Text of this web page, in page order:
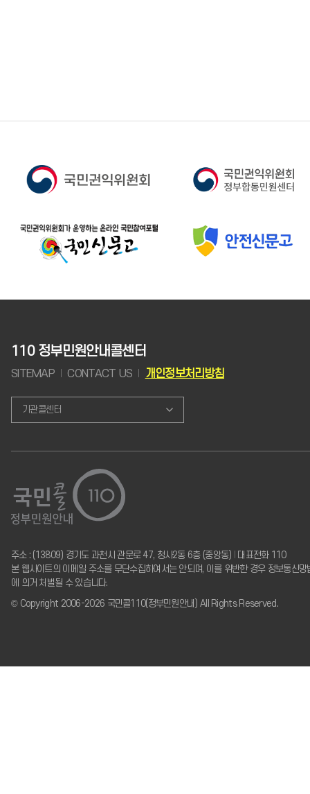
110 정부민원안내콜센터
SITEMAP CONTACT US 개인정보처리방침
기관콜센터
주소 : (13809) 경기도 과천시 관문로 47, 청사2동 6층 (중앙동)
대표전화 110
본 웹사이트의 이메일 주소를 무단수집하여서는 안되며, 이를 위반한 경우 정보통신망
에 의거 처벌될 수 있습니다.
© Copyright 2006-2026 국민콜110(정부민원안내) All Rights Reserved.